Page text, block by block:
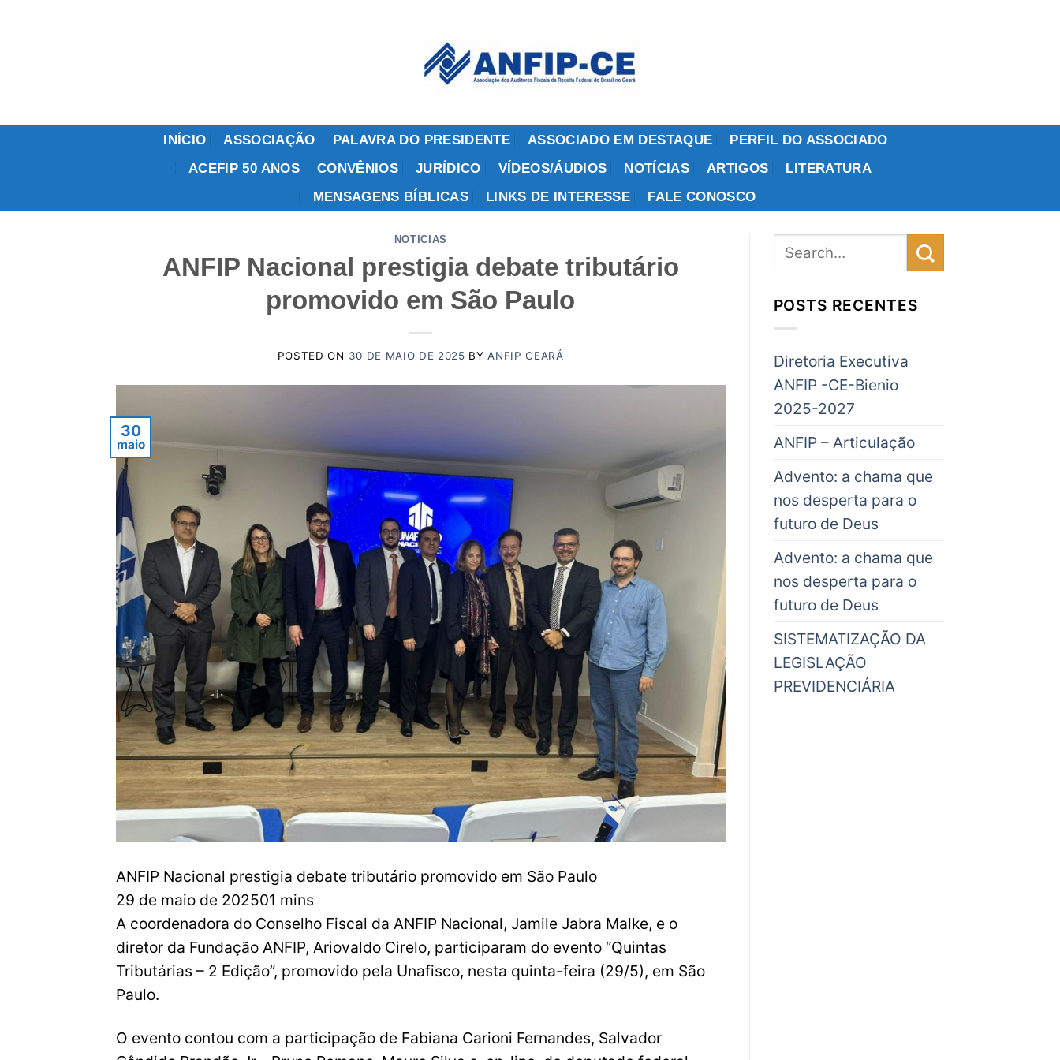
INÍCIO ASSOCIAÇÃO PALAVRA DO PRESIDENTE ASSOCIADO EM DESTAQUE
PERFIL DO ASSOCIADO
ACEFIP 50 ANOS
CONVÊNIOS JURÍDICO VÍDEOS/ÁUDIOS NOTÍCIAS ARTIGOS
LITERATURA
MENSAGENS BÍBLICAS
LINKS DE INTERESSE FALE CONOSCO
NOTICIAS
ANFIP Nacional prestigia debate tributário
promovido em São Paulo
POSTED ON 30 DE MAIO DE 2025 BYANFIP CEARÁ
30
maio
ANFIP Nacional prestigia debate tributário promovido em São Paulo
29 de maio de 202501 mins
A coordenadora do Conselho Fiscal da ANFIP Nacional, Jamile Jabra Malke, e o
diretor da Fundação ANFIP, Ariovaldo Cirelo, participaram do evento “Quintas
Tributárias – 2 Edição”, promovido pela Unafisco, nesta quinta-feira (29/5), em São
Paulo.
O evento contou com a participação de Fabiana Carioni Fernandes, Salvador
POSTS RECENTES
Diretoria Executiva
ANFIP -CE-Bienio
2025-2027
ANFIP – Articulação
Advento: a chama que
nos desperta para o
futuro de Deus
Advento: a chama que
nos desperta para o
futuro de Deus
SISTEMATIZAÇÃO DA
LEGISLAÇÃO
PREVIDENCIÁRIA